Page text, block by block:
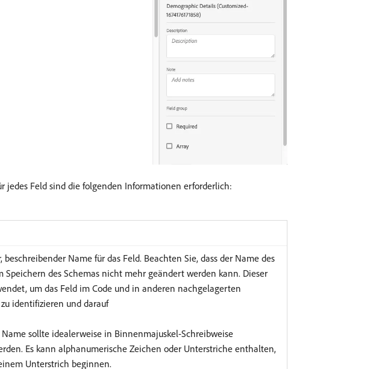
jedes Feld sind die folgenden Informationen erforderlich:
beschreibender Name für das Feld. Beachten Sie, dass der Name des
Speichern des Schemas nicht mehr geändert werden kann. Dieser
um das Feld im Code und in anderen nachgelagerten
identifizieren und darauf
sollte idealerweise in Binnenmajuskel-Schreibweise
Es kann alphanumerische Zeichen oder Unterstriche enthalten,
Unterstrich beginnen.